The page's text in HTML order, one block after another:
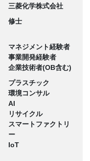
三菱化学株式会社
修士
マネジメント経験者
事業開発経験者
企業技術者(OB含む)
プラスチック
環境コンサル
AI
リサイクル
スマートファクトリ
ー
IoT